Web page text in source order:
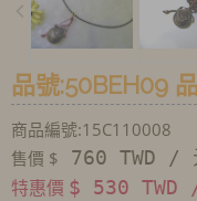
品號:50BEH09
商品編號:15C110008
售價 $ 760 TWD /
特惠價 $ 530